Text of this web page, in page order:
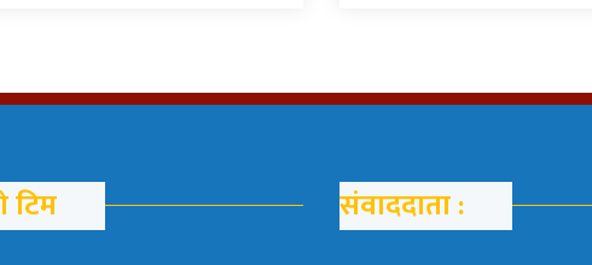
टिम संवाददाता :